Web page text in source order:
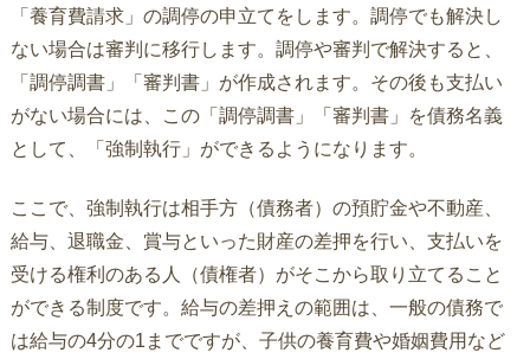
「養育費請求」の調停の申立てをします。調停でも解決し
ない場合は審判に移行します。調停や審判で解決すると、
「調停調書」「審判書」が作成されます。その後も支払い
がない場合には、この「調停調書」「審判書」を債務名義
として、「強制執行」ができるようになります。
ここで、強制執行は相手方（債務者）の預貯金や不動産、
給与、退職金、賞与といった財産の差押を行い、支払いを
受ける権利のある人（債権者）がそこから取り立てること
ができる制度です。給与の差押えの範囲は、一般の債務で
は給与の4分の1までですが、子供の養育費や婚姻費用など